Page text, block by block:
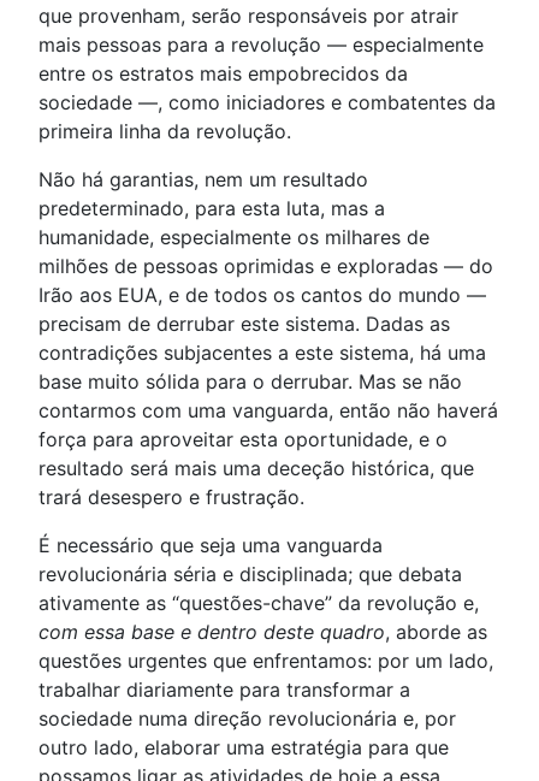
que provenham, serão responsáveis por atrair
mais pessoas para a revolução — especialmente
entre os estratos mais empobrecidos da
sociedade —, como iniciadores e combatentes da
primeira linha da revolução.
Não há garantias, nem um resultado
predeterminado, para esta luta, mas a
humanidade, especialmente os milhares de
milhões de pessoas oprimidas e exploradas — do
Irão aos EUA, e de todos os cantos do mundo —
precisam de derrubar este sistema. Dadas as
contradições subjacentes a este sistema, há uma
base muito sólida para o derrubar. Mas se não
contarmos com uma vanguarda, então não haverá
força para aproveitar esta oportunidade, e o
resultado será mais uma deceção histórica, que
trará desespero e frustração.
É necessário que seja uma vanguarda
revolucionária séria e disciplinada; que debata
ativamente as “questões-chave” da revolução e,
com essa base e dentro deste quadro, aborde as
questões urgentes que enfrentamos: por um lado,
trabalhar diariamente para transformar a
sociedade numa direção revolucionária e, por
outro lado, elaborar uma estratégia para que
possamos ligar as atividades de hoje a essa